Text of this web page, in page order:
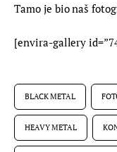
Tamo je bio naš
[envira-gallery
BLACK METAL
HEAVY METAL